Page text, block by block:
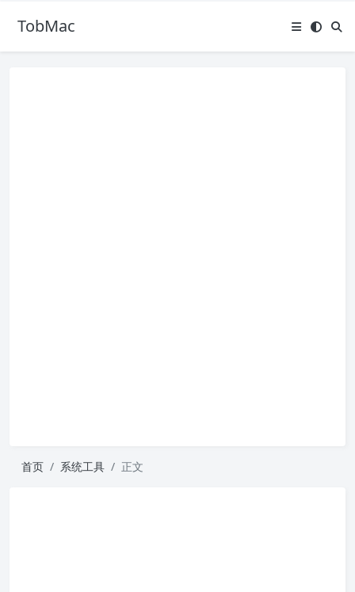
TobMac
首页 系统工具 正文